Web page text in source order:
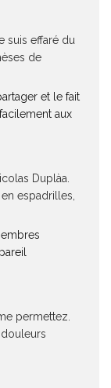
suis effaré du
de
et le fait
aux
Duplàa.
espadrilles,
permettez.